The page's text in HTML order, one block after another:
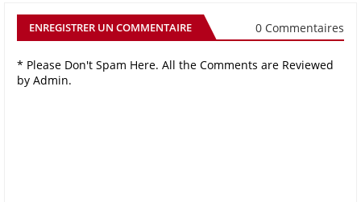
ENREGISTRER UN COMMENTAIRE 0 Commentaires
* Please Don't Spam Here. All the Comments are Reviewed
by Admin.